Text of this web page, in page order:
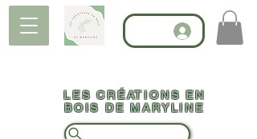
LES CRÉATIONS EN
BOIS DE MARYLINE